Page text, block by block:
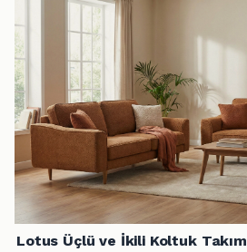
Lotus Üçlü ve İkili Koltuk Takım